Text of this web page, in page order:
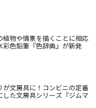
植物や情景を描くことに相応
彩色鉛筆『色辞典』が新発
が文房具に！コンビニの定番
した文房具シリーズ『ジムマ